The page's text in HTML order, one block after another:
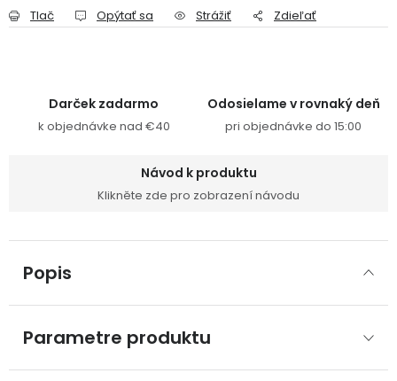
Tlač Opýtať sa Strážiť Zdieľať
Darček zadarmo
k objednávke nad €40
Odosielame v rovnaký deň
pri objednávke do 15:00
Návod k produktu
Klikněte zde pro zobrazení návodu
Popis
Parametre produktu